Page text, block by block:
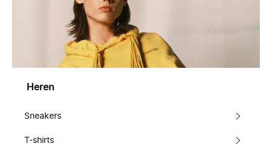
Heren
Sneakers
T-shirts